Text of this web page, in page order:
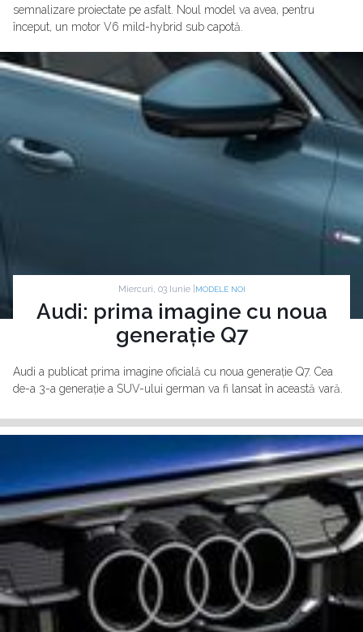
semnalizare proiectate pe asfalt. Noul model va avea, pentru
început, un motor V6 mild-hybrid sub capotă.
Miercuri, 03 Iunie | MODELE NOI
Audi: prima imagine cu noua
generație Q7
Audi a publicat prima imagine oficială cu noua generație Q7. Cea
de-a 3-a generație a SUV-ului german va fi lansat în această vară.